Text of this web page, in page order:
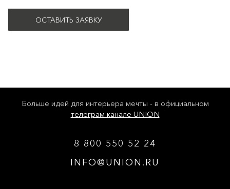
ОСТАВИТЬ ЗАЯВКУ
Больше идей для интерьера мечты - в официальном
телеграм канале UNION
8 800 550 52 24
INFO@UNION.RU